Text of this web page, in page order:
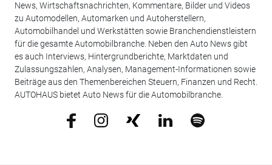
News, Wirtschaftsnachrichten, Kommentare, Bilder und Videos
zu Automodellen, Automarken und Autoherstellern,
Automobilhandel und Werkstätten sowie Branchendienstleistern
für die gesamte Automobilbranche. Neben den Auto News gibt
es auch Interviews, Hintergrundberichte, Marktdaten und
Zulassungszahlen, Analysen, Management-Informationen sowie
Beiträge aus den Themenbereichen Steuern, Finanzen und Recht.
AUTOHAUS bietet Auto News für die Automobilbranche.